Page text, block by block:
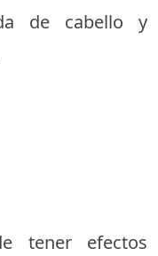
de cabello y
tener efectos